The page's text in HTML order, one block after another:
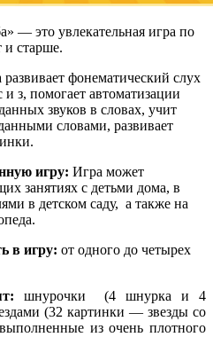
— это увлекательная игра по
и старше.
развивает фонематический слух
и з, помогает автоматизации
звуков в словах, учит
словами, развивает
игру: Игра может
занятиях с детьми дома, в
в детском саду, а также на
в игру: от одного до четырех
шнурочки (4 шнурка и 4
(32 картинки — звезды со
из очень плотного